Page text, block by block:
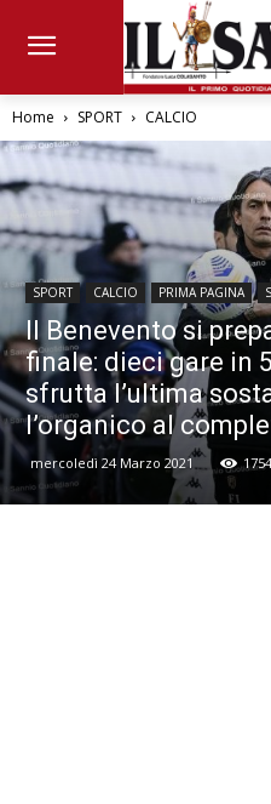
Home SPORT CALCIO
SPORT CALCIO PRIMA PAGINA
Il Benevento si
finale: dieci gare in
sfrutta l’ultima
l’organico al
mercoledì 24 Marzo 2021 1754